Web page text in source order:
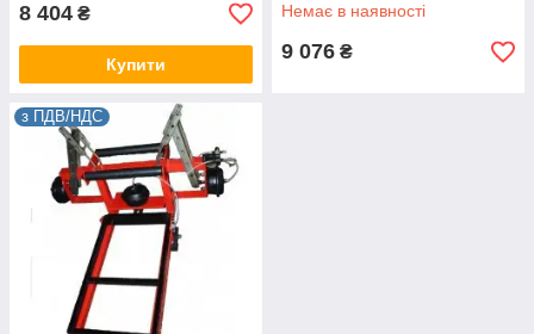
8 404 ₴
Купити
Немає в наявності
9 076 ₴
з ПДВ/НДС